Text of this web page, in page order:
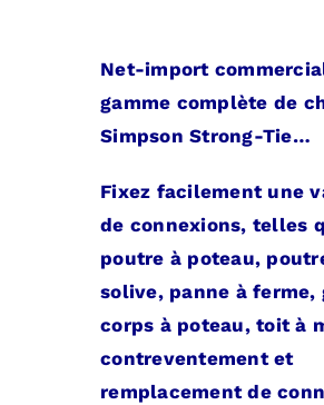
Net-import
gamme complète de
Simpson Strong-Tie…
Fixez facilement une
de connexions, telles
poutre à poteau,
solive, panne à ferme,
corps à poteau, toit à
contreventement et
remplacement de